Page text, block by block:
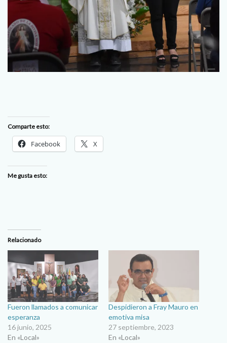
Comparte esto:
Facebook X
Me gusta esto:
Relacionado
Fueron llamados a comunicar
esperanza
16 junio, 2025
En «Local»
Despidieron a Fray Mauro en
emotiva misa
27 septiembre, 2023
En «Local»